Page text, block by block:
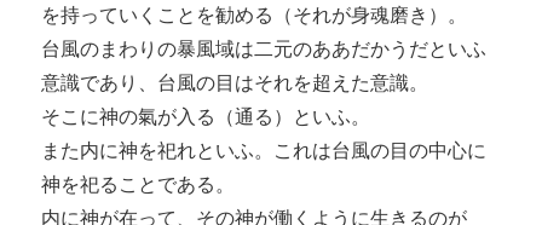
を持っていくことを勧める（それが身魂磨き）。
台風のまわりの暴風域は二元のああだかうだといふ
意識であり、台風の目はそれを超えた意識。
そこに神の氣が入る（通る）といふ。
また内に神を祀れといふ。これは台風の目の中心に
神を祀ることである。
内に神が在って、その神が働くように生きるのが